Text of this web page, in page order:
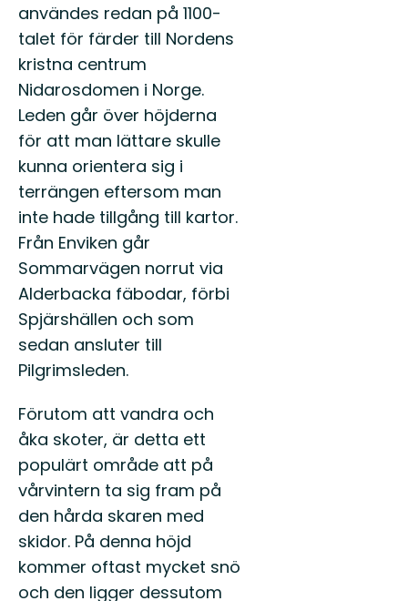
användes redan på 1100-
talet för färder till Nordens
kristna centrum
Nidarosdomen i Norge.
Leden går över höjderna
för att man lättare skulle
kunna orientera sig i
terrängen eftersom man
inte hade tillgång till kartor.
Från Enviken går
Sommarvägen norrut via
Alderbacka fäbodar, förbi
Spjärshällen och som
sedan ansluter till
Pilgrimsleden.
Förutom att vandra och
åka skoter, är detta ett
populärt område att på
vårvintern ta sig fram på
den hårda skaren med
skidor. På denna höjd
kommer oftast mycket snö
och den ligger dessutom